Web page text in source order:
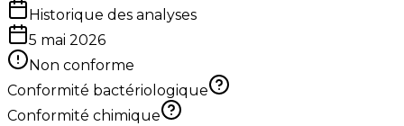
Historique des analyses
5 mai 2026
Non conforme
Conformité bactériologique
Conformité chimique